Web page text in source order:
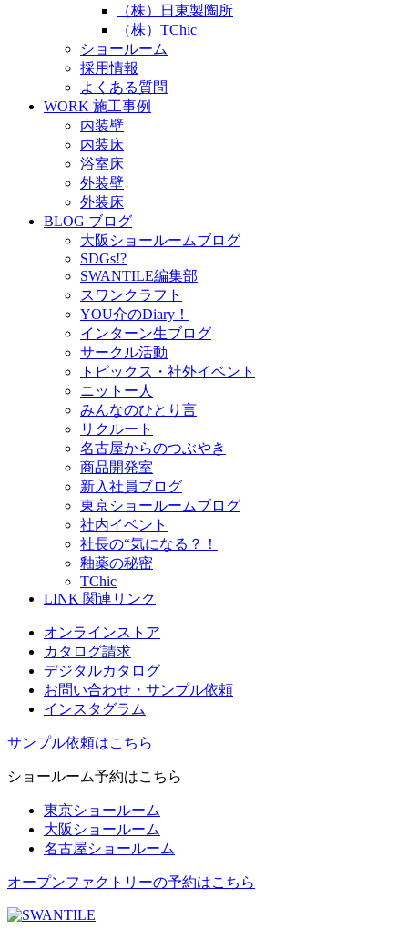
（株）日東製陶所
（株）TChic
ショールーム
採用情報
よくある質問
WORK 施工事例
内装壁
内装床
浴室床
外装壁
外装床
BLOG ブログ
大阪ショールームブログ
SDGs!?
SWANTILE編集部
スワンクラフト
YOU介のDiary！
インターン生ブログ
サークル活動
トピックス・社外イベント
ニットー人
みんなのひとり言
リクルート
名古屋からのつぶやき
商品開発室
新入社員ブログ
東京ショールームブログ
社内イベント
社長の“気になる？！
釉薬の秘密
TChic
LINK 関連リンク
オンラインストア
カタログ請求
デジタルカタログ
お問い合わせ・サンプル依頼
インスタグラム
サンプル依頼はこちら
ショールーム予約はこちら
東京ショールーム
大阪ショールーム
名古屋ショールーム
オープンファクトリーの予約はこちら